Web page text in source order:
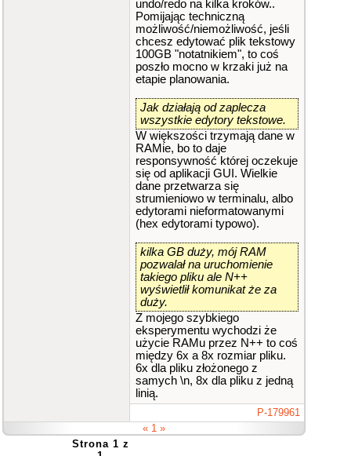
undo/redo na kilka kroków..
Pomijając techniczną
możliwość/niemożliwość, jeśli
chcesz edytować plik tekstowy
100GB "notatnikiem", to coś
poszło mocno w krzaki już na
etapie planowania.
Jak działają od zaplecza
wszystkie edytory tekstowe.
W większości trzymają dane w
RAMie, bo to daje
responsywność której oczekuje
się od aplikacji GUI. Wielkie
dane przetwarza się
strumieniowo w terminalu, albo
edytorami nieformatowanymi
(hex edytorami typowo).
kilka GB duży, mój RAM
pozwalał na uruchomienie
takiego pliku ale N++
wyświetlił komunikat że za
duży.
Z mojego szybkiego
eksperymentu wychodzi że
użycie RAMu przez N++ to coś
między 6x a 8x rozmiar pliku.
6x dla pliku złożonego z
samych \n, 8x dla pliku z jedną
linią.
P-179961
« 1 »
Strona 1 z